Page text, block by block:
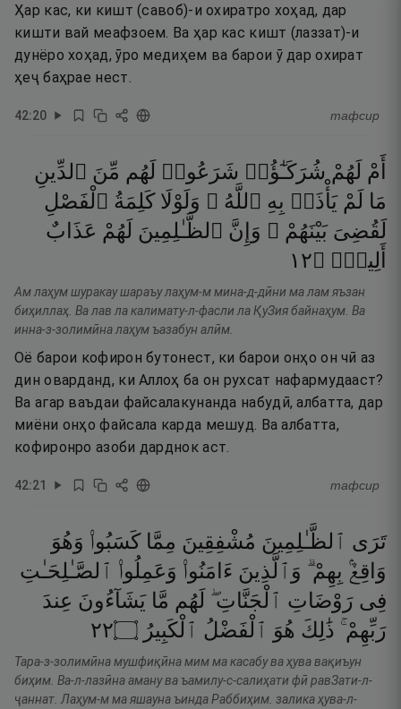
Ҳар кас, ки кишт (савоб)-и охиратро хоҳад, дар
кишти вай меафзоем. Ва ҳар кас кишт (лаззат)-и
дунёро хоҳад, ӯро медиҳем ва барои ӯ дар охират
ҳеҷ баҳрае нест.
42:20 тафсир
أَمْ لَهُمْ شُرَكَـٰٓؤُا۟ شَرَعُوا۟ لَهُم مِّنَ ٱلدِّينِ
مَا لَمْ يَأْذَنۢ بِهِ ٱللَّهُ ۚ وَلَوْلَا كَلِمَةُ ٱلْفَصْلِ
لَقُضِىَ بَيْنَهُمْ ۗ وَإِنَّ ٱلظَّـٰلِمِينَ لَهُمْ عَذَابٌ
أَلِيمٌۭ ۝٢١
Ам лаҳум шуракау шараъу лаҳум-м мина-д-дӣни ма лам яъзан
биҳиллаҳ. Ва лав ла калимату-л-фасли ла ҚуЗия байнаҳум. Ва
инна-з-золимӣна лаҳум ъазабун алӣм.
Оё барои кофирон бутонест, ки барои онҳо он чӣ аз
дин оварданд, ки Аллоҳ ба он рухсат нафармудааст?
Ва агар ваъдаи файсалакунанда набудӣ, албатта, дар
миёни онҳо файсала карда мешуд. Ва албатта,
кофиронро азоби дарднок аст.
42:21 тафсир
تَرَى ٱلظَّـٰلِمِينَ مُشْفِقِينَ مِمَّا كَسَبُوا۟ وَهُوَ
وَاقِعٌۢ بِهِمْ ۗ وَٱلَّذِينَ ءَامَنُوا۟ وَعَمِلُوا۟ ٱلصَّـٰلِحَـٰتِ
فِى رَوْضَاتِ ٱلْجَنَّاتِ ۖ لَهُم مَّا يَشَآءُونَ عِندَ
رَبِّهِمْ ۚ ذَٰلِكَ هُوَ ٱلْفَضْلُ ٱلْكَبِيرُ ۝٢٢
Тара-з-золимӣна мушфиқӣна мим ма касабу ва ҳува вақиъун
биҳим. Ва-л-лазӣна аману ва ъамилу-с-салиҳати фӣ равЗати-л-
ҷаннат. Лаҳум-м ма яшауна ъинда Раббиҳим. залика ҳува-л-